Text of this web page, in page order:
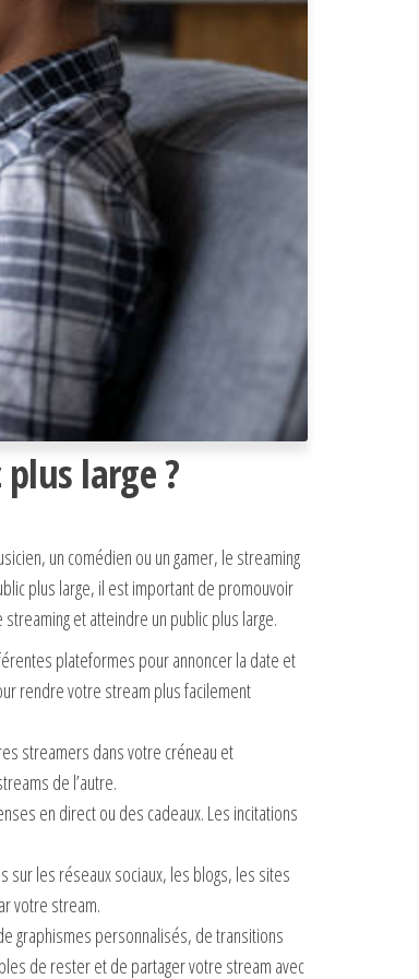
large ?
un comédien ou un gamer, le streaming
plus large, il est important de promouvoir
et atteindre un public plus large.
plateformes pour annoncer la date et
rendre votre stream plus facilement
streamers dans votre créneau et
de l’autre.
en direct ou des cadeaux. Les incitations
sur les réseaux sociaux, les blogs, les sites
votre stream.
graphismes personnalisés, de transitions
de rester et de partager votre stream avec